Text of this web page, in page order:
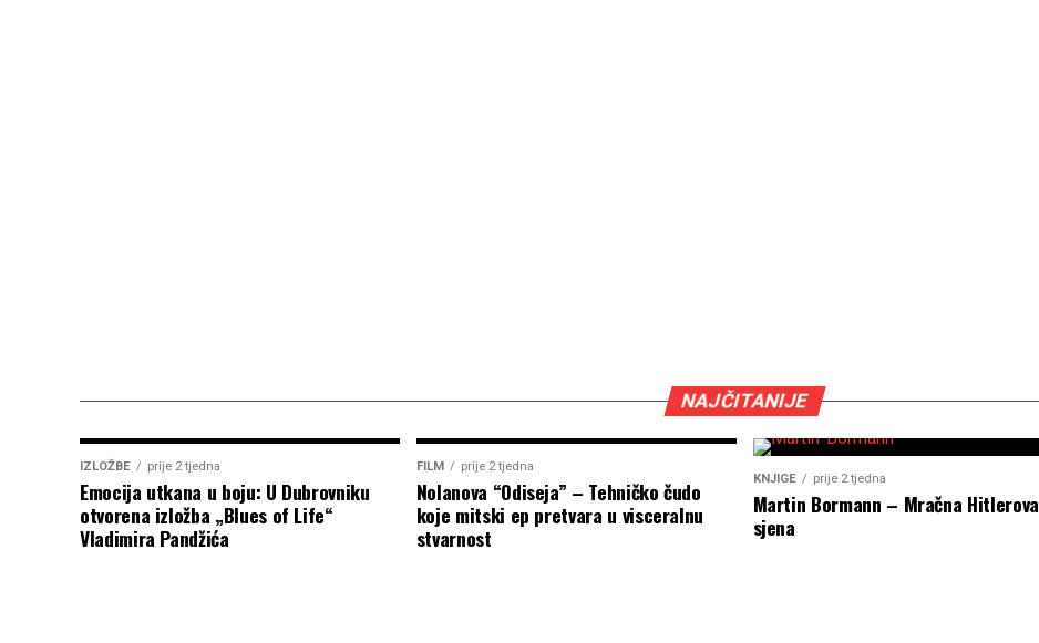
NAJČITANIJE
IZLOŽBE prije 2 tjedna
Emocija utkana u boju: U Dubrovniku
otvorena izložba „Blues of Life“
Vladimira Pandžića
FILM prije 2 tjedna
Nolanova “Odiseja” – Tehničko čudo
koje mitski ep pretvara u visceralnu
stvarnost
KNJIGE prije 2 tjedna
Martin Bormann – Mračna Hitlerova
sjena